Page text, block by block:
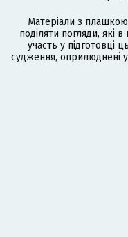
Матеріали з
поділяти погляди,
участь у підготовці
судження, оприлюднені у